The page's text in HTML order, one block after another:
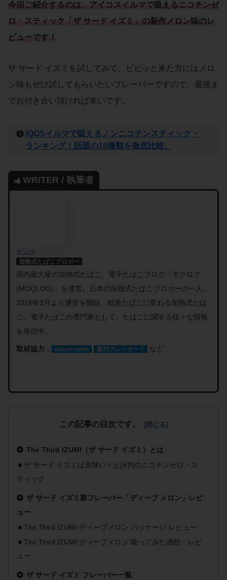
今回ご紹介するのは、 アイコスイルマで吸えるニコチンゼ
ロ・スティック
「 ザ サード イズミ 」の新作メロン味の レ
ビューです！
ザ サード イズミを試してみて、ビビッと来た方にはメロ
ン味もぜひ試してもらいたいフレーバーですので、最後ま
でお付き合い頂ければ幸いです。
IQOSイルマで吸えるノンニコチンスティック・
ランキング！話題の16種類を徹底比較。
WRITER / 執筆者
ゲンキ
加熱式たばこブロガー
国内最大級の加熱式たばこ、電子たばこブログ「モクログ
(MOQLOG)」を運営。日本の加熱式たばこブロガーの一人。
2016年3月より運営を開始、紙巻たばこに変わる加熱式たば
こ、電子たばこの専門家として、たばこに関する様々な情報
を発信中。
取材協力 ： oricon news 週刊プレイボーイ など
この記事の目次です。
The Third IZUMI（ザ サード イズミ）とは
ザ サード イズミは美味い！と評判のニコチンゼロ・ス
ティック
ザ サード イズミ新フレーバー「ディープ メロン」レビ
ュー
The Third IZUMI ディープメロン パッケージ レビュー
The Third IZUMI ディープメロン 吸ってみた感想・レビ
ュー
ザ サード イズミ フレーバー一覧